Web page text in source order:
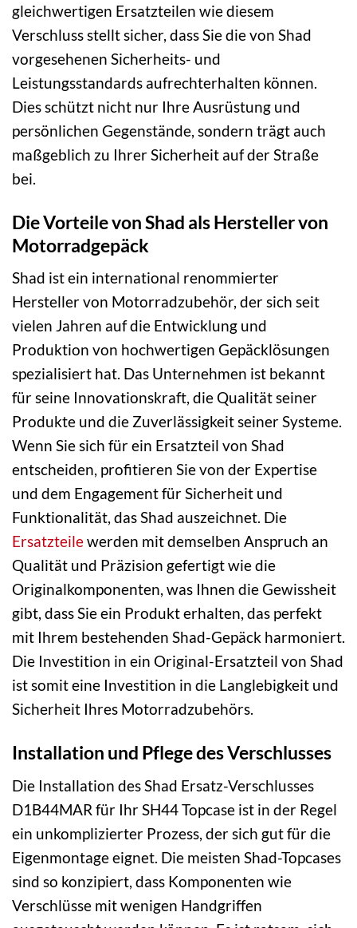
gleichwertigen Ersatzteilen wie diesem
Verschluss stellt sicher, dass Sie die von Shad
vorgesehenen Sicherheits- und
Leistungsstandards aufrechterhalten können.
Dies schützt nicht nur Ihre Ausrüstung und
persönlichen Gegenstände, sondern trägt auch
maßgeblich zu Ihrer Sicherheit auf der Straße
bei.
Die Vorteile von Shad als Hersteller von
Motorradgepäck
Shad ist ein international renommierter
Hersteller von Motorradzubehör, der sich seit
vielen Jahren auf die Entwicklung und
Produktion von hochwertigen Gepäcklösungen
spezialisiert hat. Das Unternehmen ist bekannt
für seine Innovationskraft, die Qualität seiner
Produkte und die Zuverlässigkeit seiner Systeme.
Wenn Sie sich für ein Ersatzteil von Shad
entscheiden, profitieren Sie von der Expertise
und dem Engagement für Sicherheit und
Funktionalität, das Shad auszeichnet. Die
Ersatzteilewerden mit demselben Anspruch an
Qualität und Präzision gefertigt wie die
Originalkomponenten, was Ihnen die Gewissheit
gibt, dass Sie ein Produkt erhalten, das perfekt
mit Ihrem bestehenden Shad-Gepäck harmoniert.
Die Investition in ein Original-Ersatzteil von Shad
ist somit eine Investition in die Langlebigkeit und
Sicherheit Ihres Motorradzubehörs.
Installation und Pflege des Verschlusses
Die Installation des Shad Ersatz-Verschlusses
D1B44MAR für Ihr SH44 Topcase ist in der Regel
ein unkomplizierter Prozess, der sich gut für die
Eigenmontage eignet. Die meisten Shad-Topcases
sind so konzipiert, dass Komponenten wie
Verschlüsse mit wenigen Handgriffen